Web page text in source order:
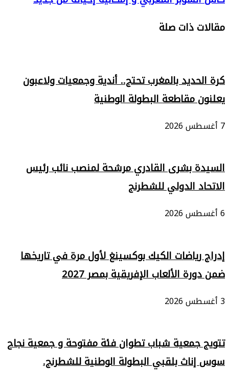
مقالات ذات صلة
كرة الحديد بالمغرب تحتج.. أندية وجمعيات ولاعبون
يعلنون مقاطعة البطولة الوطنية
7 أغسطس 2026
السيدة بشرى القادري مرشحة لمنصب نائب رئيس
الاتحاد الدولي للشطرنج
6 أغسطس 2026
إدراج رياضات الكيك بوكسينغ لأول مرة في تاريخها
ضمن دورة الألعاب الإفريقية بمصر 2027
3 أغسطس 2026
تتويج جمعية شباب تطوان فئة مفتوحة و جمعية نجاح
سوس إناث بلقبي البطولة الوطنية للشطرنج.